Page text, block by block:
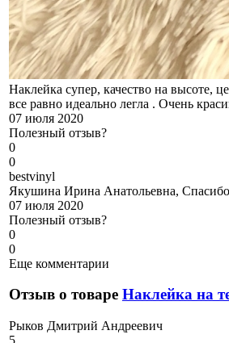
Наклейка супер, качество на высоте,
все равно идеально легла . Очень
07 июля 2020
Полезный отзыв?
0
0
bestvinyl
Якушина Ирина Анатольевна,
07 июля 2020
Полезный отзыв?
0
0
Еще комментарии
Отзыв о товаре Наклейка на
Рыков Дмитрий Андреевич
5